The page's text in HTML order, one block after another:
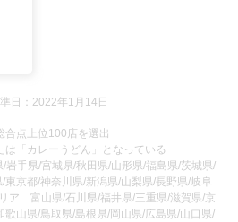
日：2022年1月14日
合点上位100店を選出
「カレーうどん」となっている
手県/宮城県/秋田県/山形県/福島県/茨城県/
東京都/神奈川県/新潟県/山梨県/長野県/岐阜
ア…富山県/石川県/福井県/三重県/滋賀県/京
歌山県/鳥取県/島根県/岡山県/広島県/山口県/